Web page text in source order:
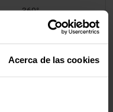
Acerca de las cookies
360°
Negro